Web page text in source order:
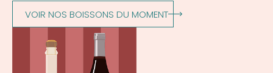
VOIR NOS BOISSONS DU MOMENT